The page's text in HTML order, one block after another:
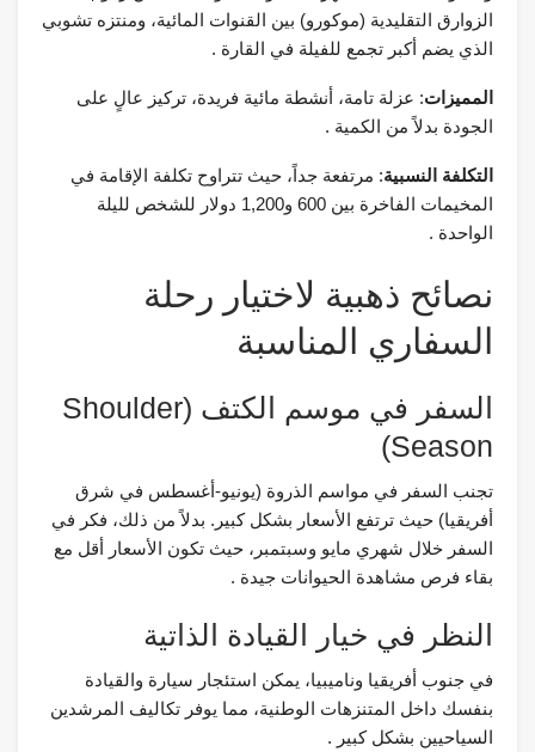
الزوارق التقليدية (موكورو) بين القنوات المائية، ومنتزه تشوبي
الذي يضم أكبر تجمع للفيلة في القارة .
المميزات: عزلة تامة، أنشطة مائية فريدة، تركيز عالٍ على
الجودة بدلاً من الكمية .
التكلفة النسبية: مرتفعة جداً، حيث تتراوح تكلفة الإقامة في
المخيمات الفاخرة بين 600 و1,200 دولار للشخص لليلة
الواحدة .
نصائح ذهبية لاختيار رحلة
السفاري المناسبة
السفر في موسم الكتف (Shoulder
Season)
تجنب السفر في مواسم الذروة (يونيو-أغسطس في شرق
أفريقيا) حيث ترتفع الأسعار بشكل كبير. بدلاً من ذلك، فكر في
السفر خلال شهري مايو وسبتمبر، حيث تكون الأسعار أقل مع
بقاء فرص مشاهدة الحيوانات جيدة .
النظر في خيار القيادة الذاتية
في جنوب أفريقيا وناميبيا، يمكن استئجار سيارة والقيادة
بنفسك داخل المتنزهات الوطنية، مما يوفر تكاليف المرشدين
السياحيين بشكل كبير .